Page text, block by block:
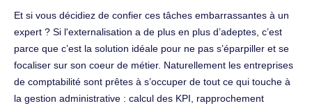
Et si vous décidiez de confier ces tâches embarrassantes à un
expert ? Si l'externalisation a de plus en plus d’adeptes, c’est
parce que c’est la solution idéale pour ne pas s’éparpiller et se
focaliser sur son coeur de métier. Naturellement les entreprises
de comptabilité sont prêtes à s’occuper de tout ce qui touche à
la gestion administrative : calcul des KPI, rapprochement